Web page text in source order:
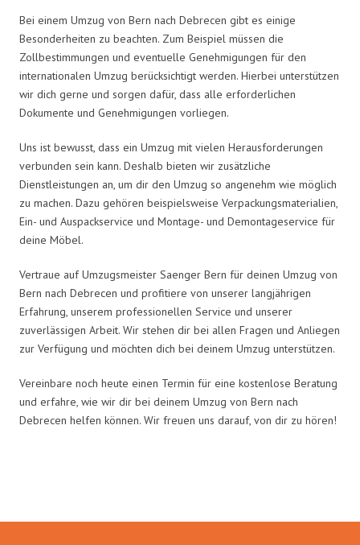
Bei einem Umzug von Bern nach Debrecen gibt es einige
Besonderheiten zu beachten. Zum Beispiel müssen die
Zollbestimmungen und eventuelle Genehmigungen für den
internationalen Umzug berücksichtigt werden. Hierbei unterstützen
wir dich gerne und sorgen dafür, dass alle erforderlichen
Dokumente und Genehmigungen vorliegen.
Uns ist bewusst, dass ein Umzug mit vielen Herausforderungen
verbunden sein kann. Deshalb bieten wir zusätzliche
Dienstleistungen an, um dir den Umzug so angenehm wie möglich
zu machen. Dazu gehören beispielsweise Verpackungsmaterialien,
Ein- und Auspackservice und Montage- und Demontageservice für
deine Möbel.
Vertraue auf Umzugsmeister Saenger Bern für deinen Umzug von
Bern nach Debrecen und profitiere von unserer langjährigen
Erfahrung, unserem professionellen Service und unserer
zuverlässigen Arbeit. Wir stehen dir bei allen Fragen und Anliegen
zur Verfügung und möchten dich bei deinem Umzug unterstützen.
Vereinbare noch heute einen Termin für eine kostenlose Beratung
und erfahre, wie wir dir bei deinem Umzug von Bern nach
Debrecen helfen können. Wir freuen uns darauf, von dir zu hören!